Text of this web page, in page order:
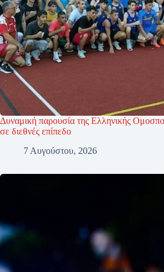
Δυναμική παρουσία της Ελληνικής
σε διεθνές επίπεδο
7 Αυγούστου, 2026